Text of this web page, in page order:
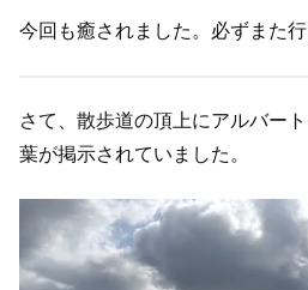
今回も癒されました。必ずまた行
さて、散歩道の頂上にアルバー
葉が掲示されていました。